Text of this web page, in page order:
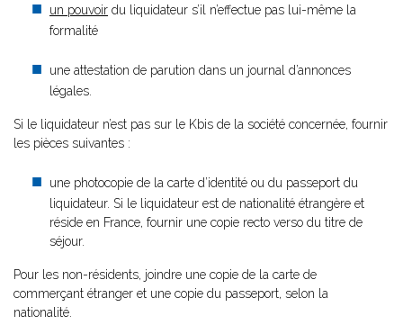
un pouvoir du liquidateur s’il n’effectue pas lui-même la
formalité
une attestation de parution dans un journal d’annonces
légales.
Si le liquidateur n’est pas sur le Kbis de la société concernée, fournir
les pièces suivantes :
une photocopie de la carte d’identité ou du passeport du
liquidateur. Si le liquidateur est de nationalité étrangère et
réside en France, fournir une copie recto verso du titre de
séjour.
Pour les non-résidents, joindre une copie de la carte de
commerçant étranger et une copie du passeport, selon la
nationalité.